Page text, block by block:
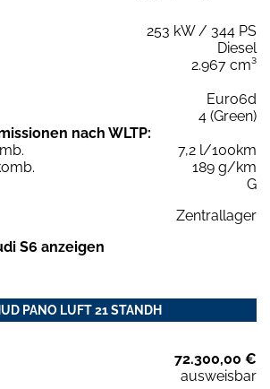
253 kW / 344 PS
Diesel
2.967 cm³
Euro6d
4 (Green)
nach WLTP:
7,2 l/100km
189 g/km
G
Zentrallager
S6 anzeigen
PANO LUFT 21 STANDH
72.300,00 €
ausweisbar